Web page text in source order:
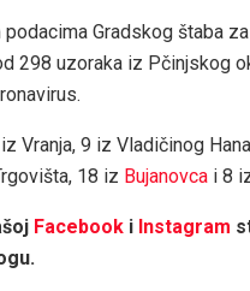
Gradskog štaba
298 uzoraka iz Pčinjskog
Vranja, 9 iz Vladičinog
18 iz Bujanovca i 8
Facebook i Instagram